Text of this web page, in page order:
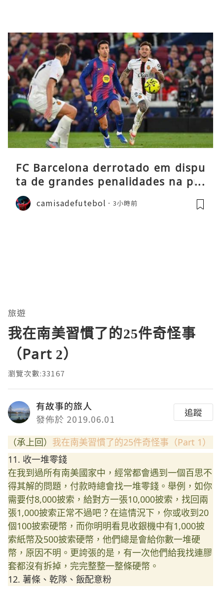
FC Barcelona derrotado em dispu
ta de grandes penalidades na pré
-época
camisadefutebol 3小時前
旅遊
我在南美習慣了的25件奇怪事
（Part 2）
瀏覽次數:33167
有故事的旅人
發佈於 2019.06.01
追蹤
（承上回） 我在南美習慣了的25件奇怪事（Part 1）
11. 收一堆零錢
在我到過所有南美國家中，經常都會遇到一個百思不
得其解的問題，付款時總會找一堆零錢。舉例，如你
需要付8,000披索，給對方一張10,000披索，找回兩
張1,000披索正常不過吧？在這情況下，你或收到20
個100披索硬幣，而你明明看見收銀機中有1,000披
索紙幣及500披索硬幣，他們總是會給你數一堆硬
幣，原因不明。 更誇張的是，有一次他們給我找連膠
套都沒有拆掉，完完整整一整條硬幣。
12. 薯條、乾隊、飯配意粉